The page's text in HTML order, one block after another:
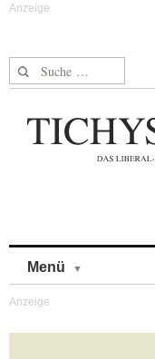
Suche nach:
Menü